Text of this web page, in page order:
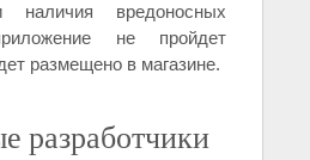
наличия вредоносных
не пройдет
размещено в магазине.
разработчики